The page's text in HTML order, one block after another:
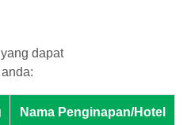
dapat
Nama Penginapan/Hotel